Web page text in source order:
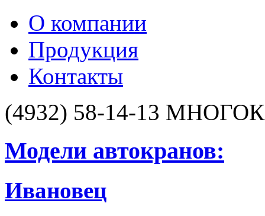
О компании
Продукция
Контакты
(4932) 58-14-13
Модели автокранов:
Ивановец